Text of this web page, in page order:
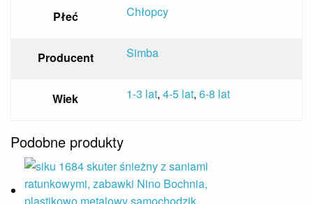
Płeć Chłopcy
Producent Simba
Wiek 1-3 lat, 4-5 lat, 6-8 lat
Podobne produkty